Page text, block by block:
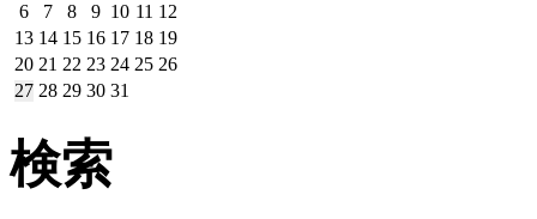
6
7 8 9 10 11 12
13 14 15 16 17 18 19
20 21 22 23 24 25 26
27 28 29 30 31
検索